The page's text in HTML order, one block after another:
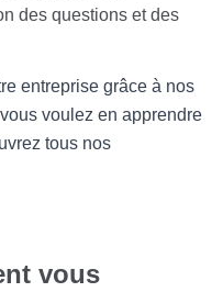
des questions et des
entreprise grâce à nos
voulez en apprendre
tous nos
vous